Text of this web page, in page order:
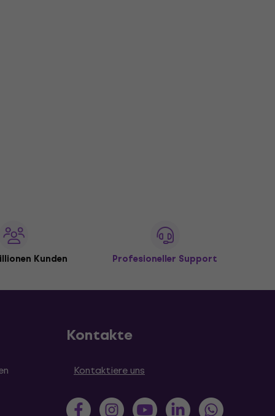
Kunden Profesioneller Support
Kontakte
Kontaktiere uns